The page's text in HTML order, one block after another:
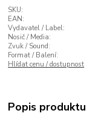
SKU:
EAN:
Vydavatel / Label:
Nosič / Media:
Zvuk / Sound:
Format / Balení:
Hlídat cenu / dostupnost
Popis produktu